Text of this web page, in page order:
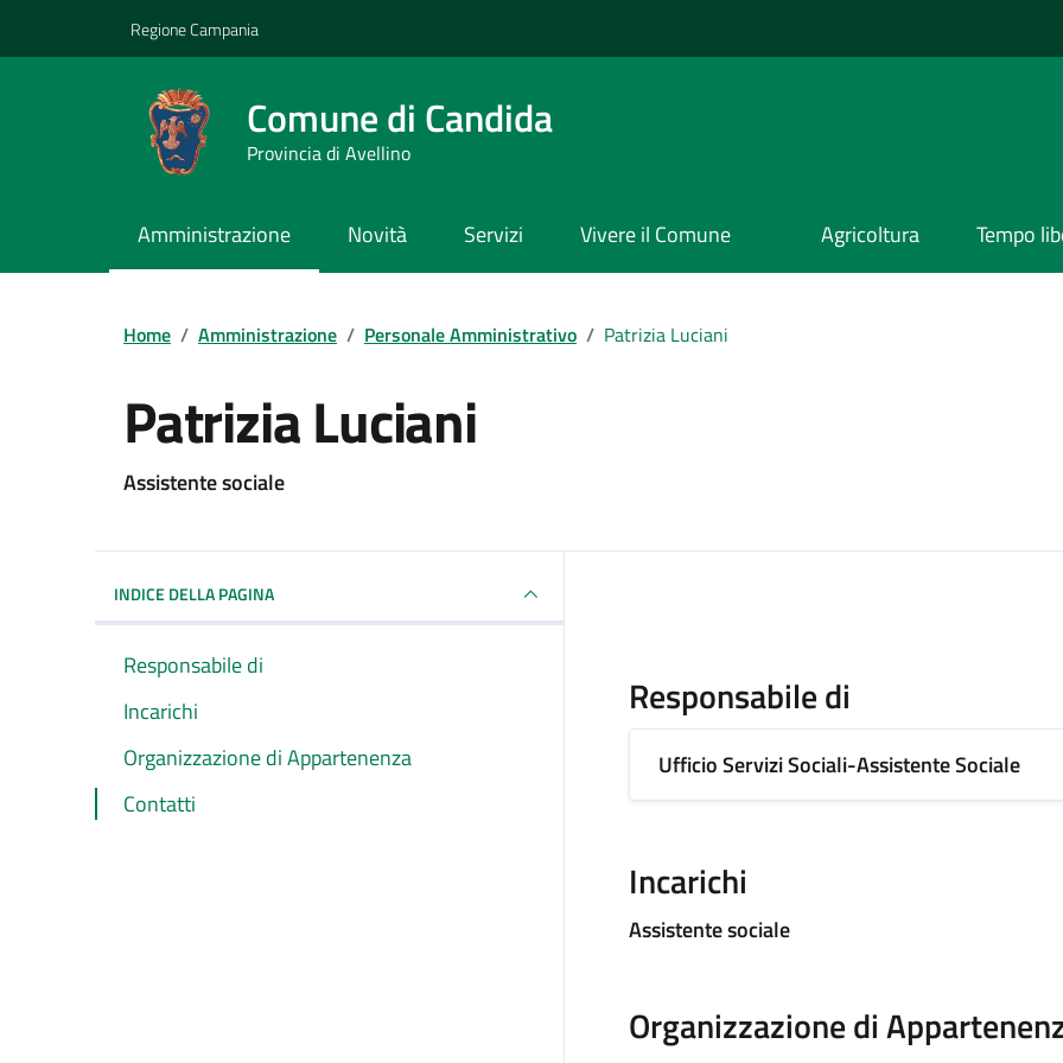
Regione Campania
Comune di Candida
Provincia di Avellino
Amministrazione Novità Servizi Vivere il Comune Agricoltura Tempo
Home / Amministrazione / Personale Amministrativo / Patrizia Luciani
Patrizia Luciani
Assistente sociale
INDICE DELLA PAGINA
Responsabile di
Incarichi
Organizzazione di Appartenenza
Contatti
Responsabile di
Ufficio Servizi Sociali-Assistente Sociale
Incarichi
Assistente sociale
Organizzazione di